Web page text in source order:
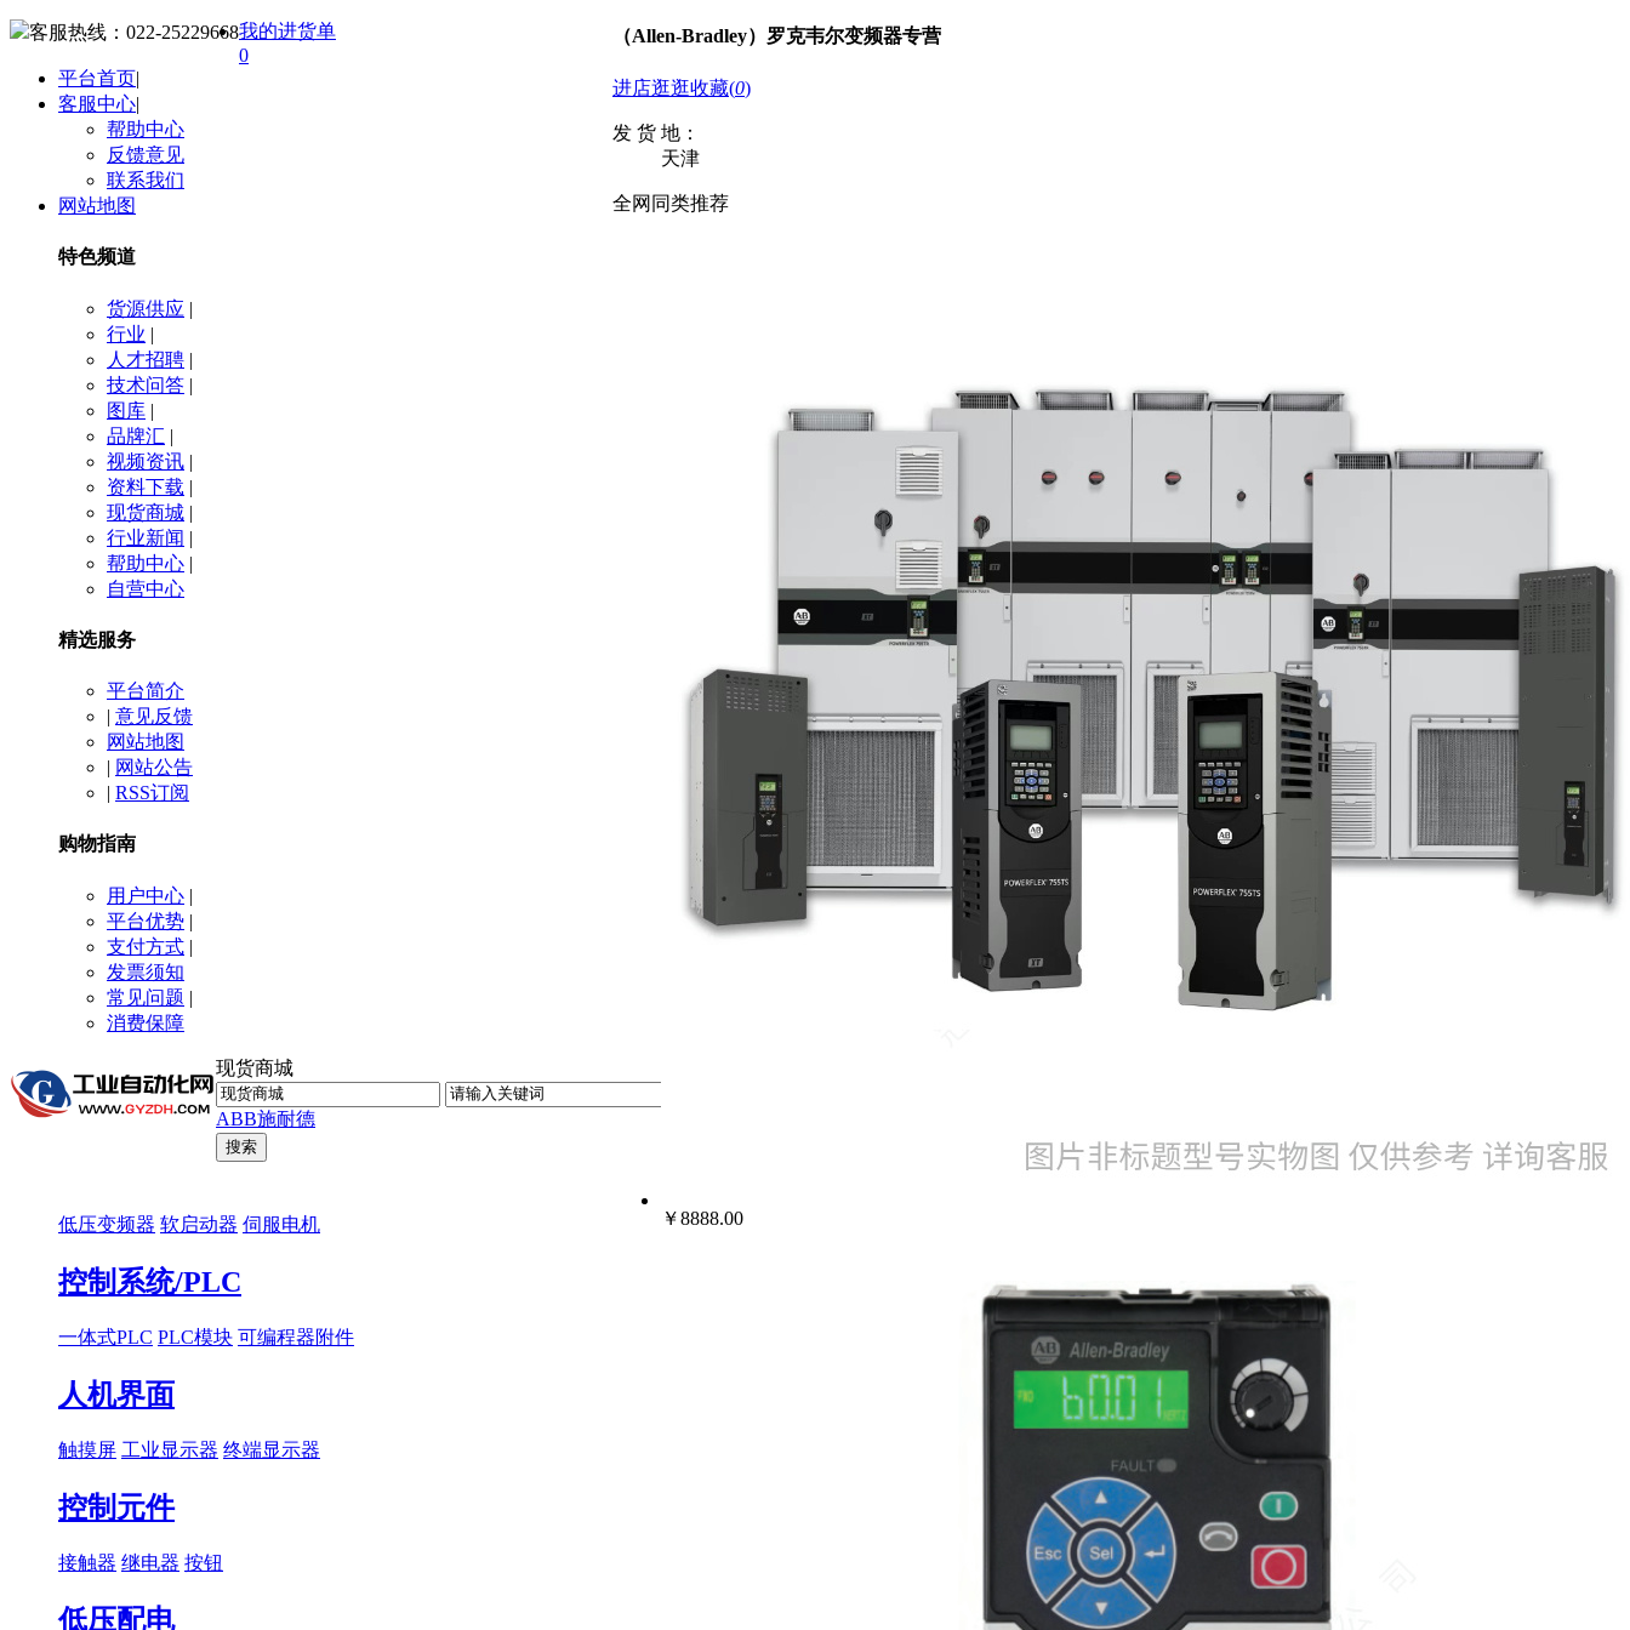
客服热线： 022-25229668我的进货单
0
平台首页|
客服中心|
帮助中心
反馈意见
联系我们
网站地图
特色频道
货源供应 |
行业 |
人才招聘 |
技术问答 |
图库 |
品牌汇 |
视频资讯 |
资料下载 |
现货商城 |
行业新闻 |
帮助中心 |
自营中心
精选服务
平台简介
| 意见反馈
网站地图
| 网站公告
| RSS订阅
购物指南
用户中心 |
平台优势 |
支付方式 |
发票须知
常见问题 |
消费保障
现货商城
ABB施耐德
低压变频器 软启动器 伺服电机
控制系统/PLC
一体式PLC PLC模块 可编程器附件
人机界面
触摸屏 工业显示器 终端显示器
控制元件
接触器 继电器 按钮
低压配电
（Allen-Bradley）罗克韦尔变频器专营
进店逛逛收藏(0)
发 货 地：
天津
全网同类推荐
￥8888.00